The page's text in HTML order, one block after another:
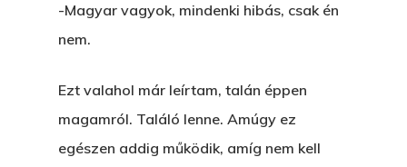
-Magyar vagyok, mindenki hibás, csak én
nem.
Ezt valahol már leírtam, talán éppen
magamról. Találó lenne. Amúgy ez
egészen addig működik, amíg nem kell